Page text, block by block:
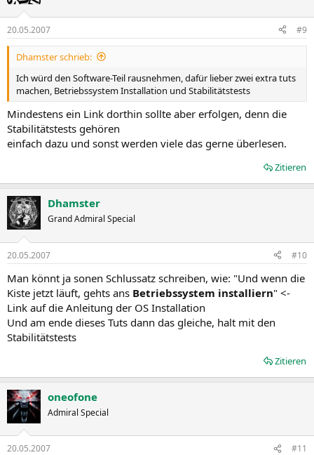
20.05.2007 #9
Dhamster schrieb:
Ich würd den Software-Teil rausnehmen, dafür lieber zwei extra tuts
machen, Betriebssystem Installation und Stabilitätstests
Mindestens ein Link dorthin sollte aber erfolgen, denn die
Stabilitätstests gehören
einfach dazu und sonst werden viele das gerne überlesen.
Zitieren
Dhamster
Grand Admiral Special
20.05.2007 #10
Man könnt ja sonen Schlussatz schreiben, wie: "Und wenn die
Kiste jetzt läuft, gehts ans Betriebssystem installiern" <-
Link auf die Anleitung der OS Installation
Und am ende dieses Tuts dann das gleiche, halt mit den
Stabilitätstests
Zitieren
oneofone
Admiral Special
20.05.2007 #11